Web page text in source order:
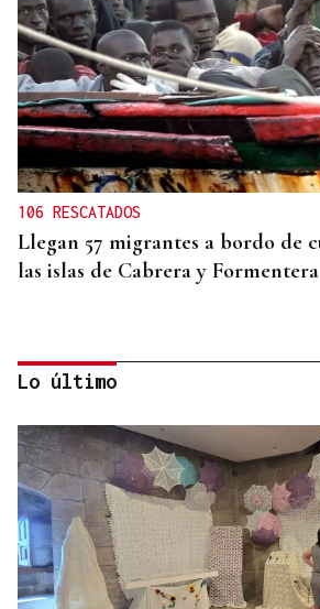
106 RESCATADOS
Llegan 57 migrantes a bordo de
las islas de Cabrera y Formentera
FALTA DE MEDIOS
Lo último